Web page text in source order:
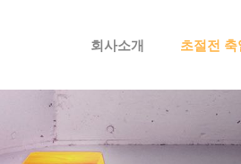
회사소개 초절전